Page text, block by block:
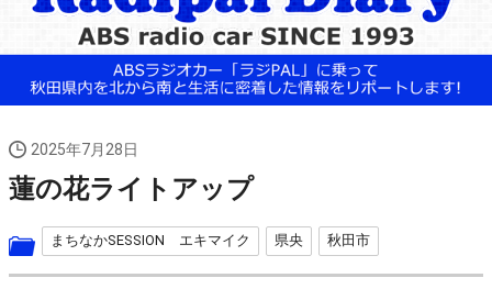
2025年7月28日
蓮の花ライトアップ
まちなかSESSION エキマイク 県央 秋田市